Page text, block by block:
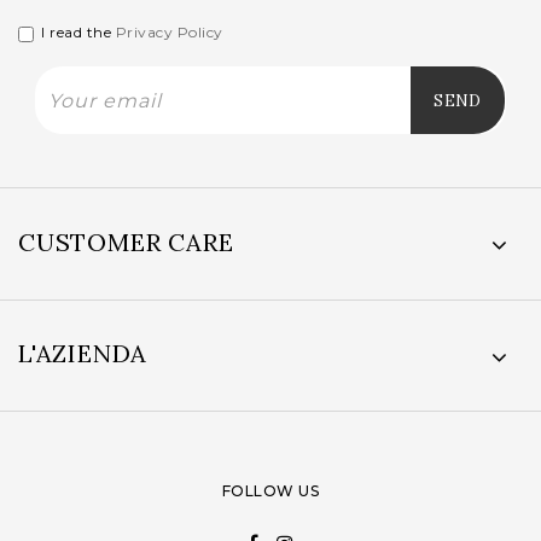
I read the Privacy Policy
CUSTOMER CARE
L'AZIENDA
FOLLOW US